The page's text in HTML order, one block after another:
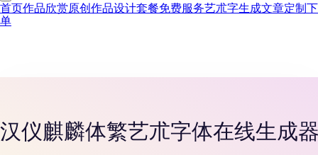
首页作品欣赏原创作品设计套餐免费服务艺朮字生成文章定制下
单
汉仪麒麟体繁艺朮字体在线生成